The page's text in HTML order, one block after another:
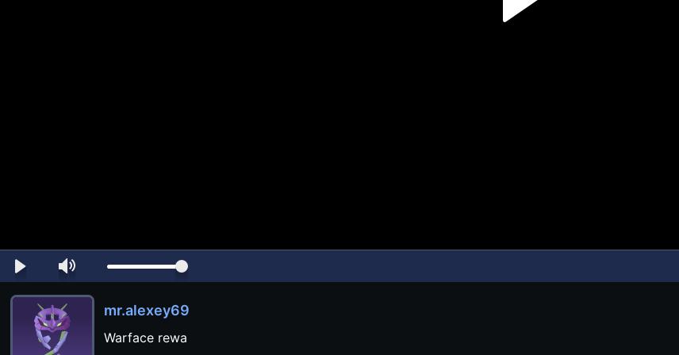
mr.alexey69
Warface rewa